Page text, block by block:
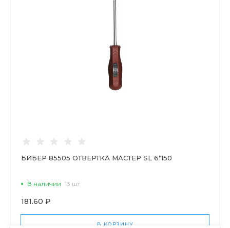
БИБЕР 85505 ОТВЕРТКА МАСТЕР SL 6*150
В наличии 13 шт
181.60 ₽
В КОРЗИНУ